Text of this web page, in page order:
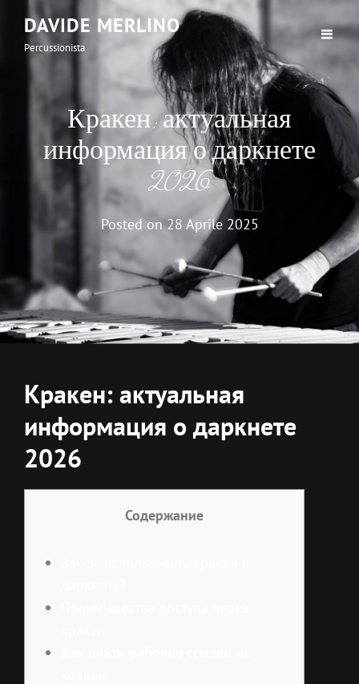
DAVIDE MERLINO
Percussionista
Кракен: актуальная
информация о даркнете
2026
Posted on28 Aprile 2025
Кракен: актуальная
информация о даркнете
2026
Содержание